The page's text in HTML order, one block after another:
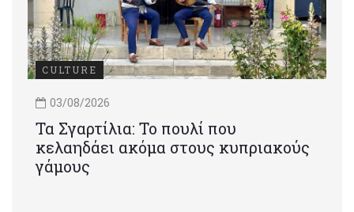
CULTURE
03/08/2026
Τα Σγαρτίλια: Το πουλί που
κελαηδάει ακόμα στους κυπριακούς
γάμους